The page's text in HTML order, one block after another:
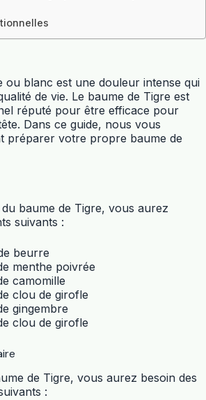
ou blanc est une douleur intense qui
de vie. Le baume de Tigre est
réputé pour être efficace pour
Dans ce guide, nous vous
préparer votre propre baume de
baume de Tigre, vous aurez
suivants :
beurre
menthe poivrée
camomille
clou de girofle
gingembre
clou de girofle
de Tigre, vous aurez besoin des
: